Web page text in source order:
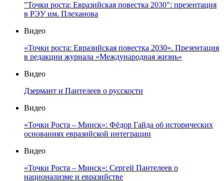
"Точки роста: Евразийская повестка 2030": презентация
в РЭУ им. Плеханова
Видео
«Точки роста: Евразийская повестка 2030». Презентация
в редакции журнала «Международная жизнь»
Видео
Дзермант и Пантелеев о русскости
Видео
«Точки Роста – Минск»: Фёдор Гайда об исторических
основаниях евразийской интеграции
Видео
«Точки Роста – Минск»: Сергей Пантелеев о
национализме и евразийстве